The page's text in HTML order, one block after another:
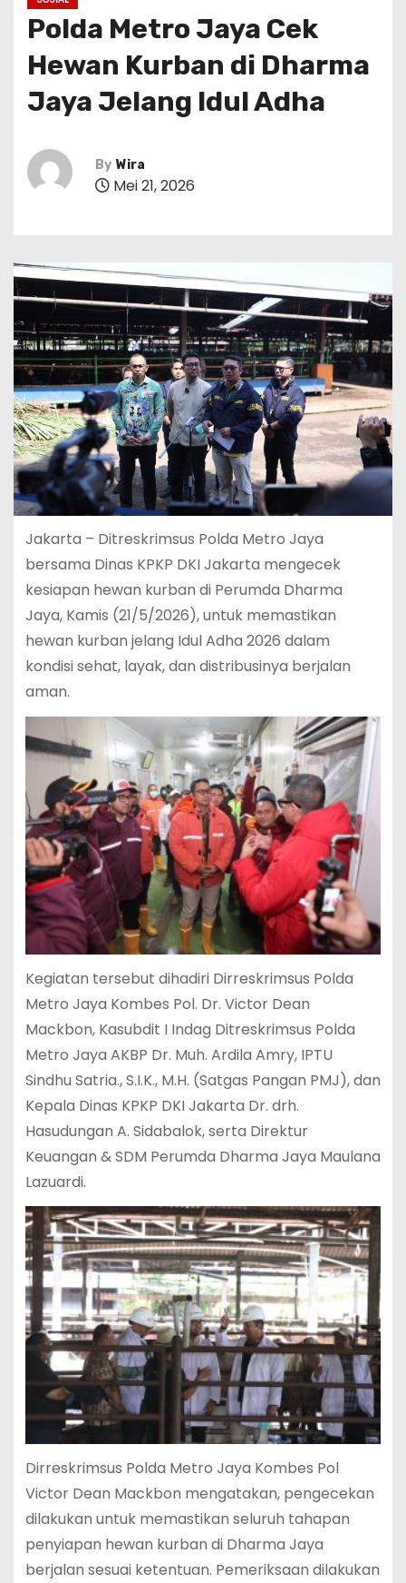
Polda Metro Jaya Cek
Hewan Kurban di Dharma
Jaya Jelang Idul Adha
By Wira
Mei 21, 2026
Jakarta – Ditreskrimsus Polda Metro Jaya
bersama Dinas KPKP DKI Jakarta mengecek
kesiapan hewan kurban di Perumda Dharma
Jaya, Kamis (21/5/2026), untuk memastikan
hewan kurban jelang Idul Adha 2026 dalam
kondisi sehat, layak, dan distribusinya berjalan
aman.
Kegiatan tersebut dihadiri Dirreskrimsus Polda
Metro Jaya Kombes Pol. Dr. Victor Dean
Mackbon, Kasubdit I Indag Ditreskrimsus Polda
Metro Jaya AKBP Dr. Muh. Ardila Amry, IPTU
Sindhu Satria., S.I.K., M.H. (Satgas Pangan PMJ), dan
Kepala Dinas KPKP DKI Jakarta Dr. drh.
Hasudungan A. Sidabalok, serta Direktur
Keuangan & SDM Perumda Dharma Jaya Maulana
Lazuardi.
Dirreskrimsus Polda Metro Jaya Kombes Pol
Victor Dean Mackbon mengatakan, pengecekan
dilakukan untuk memastikan seluruh tahapan
penyiapan hewan kurban di Dharma Jaya
berjalan sesuai ketentuan. Pemeriksaan dilakukan